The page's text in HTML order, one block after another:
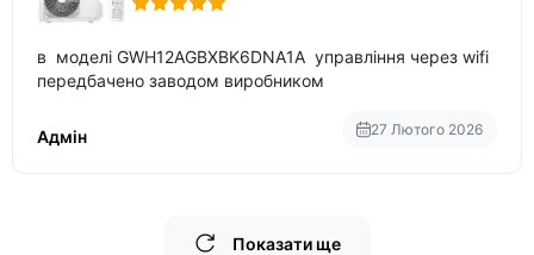
в моделі GWH12AGBXBK6DNA1A управління через wifi
передбачено заводом виробником
Адмін 27 Лютого 2026
Показати ще